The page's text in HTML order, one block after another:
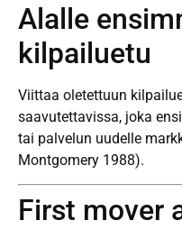
Alalle
kilpailuetu
Viittaa oletettuun
saavutettavissa, joka
tai palvelun uudelle
Montgomery 1988).
First mover